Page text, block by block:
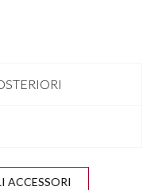
GLI ACCESSORI